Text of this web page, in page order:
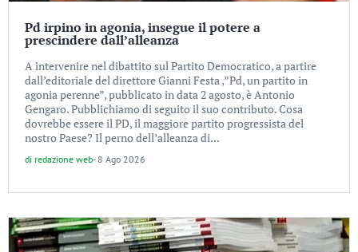
Pd irpino in agonia, insegue il potere a
prescindere dall’alleanza
A intervenire nel dibattito sul Partito Democratico, a partire
dall’editoriale del direttore Gianni Festa ,”Pd, un partito in
agonia perenne”, pubblicato in data 2 agosto, è Antonio
Gengaro. Pubblichiamo di seguito il suo contributo. Cosa
dovrebbe essere il PD, il maggiore partito progressista del
nostro Paese? Il perno dell’alleanza di...
di redazione web- 8 Ago 2026